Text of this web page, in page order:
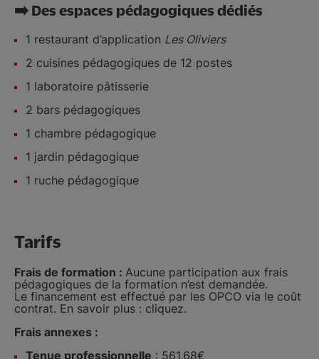
➡️ Des espaces pédagogiques dédiés
1 restaurant d’application Les Oliviers
2 cuisines pédagogiques de 12 postes
1 laboratoire pâtisserie
2 bars pédagogiques
1 chambre pédagogique
1 jardin pédagogique
1 ruche pédagogique
Tarifs
Frais de formation : Aucune participation aux frais
pédagogiques de la formation n’est demandée.
Le financement est effectué par les OPCO via le coût
contrat. En savoir plus : cliquez.
Frais annexes :
Tenue professionnelle : 561,68€